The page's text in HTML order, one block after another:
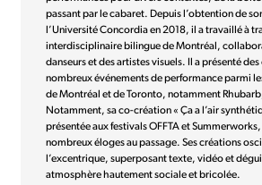
passant par le cabaret. Depuis l’obtention de
l’Université Concordia en 2018, il a travaillé à
interdisciplinaire bilingue de Montréal,
danseurs et des artistes visuels. Il a présenté
nombreux événements de performance parmi
de Montréal et de Toronto, notamment
Notamment, sa co-création « Ça a l’air
présentée aux festivals OFFTA et
nombreux éloges au passage. Ses créations
l’excentrique, superposant texte, vidéo et
atmosphère hautement sociale et bricolée.